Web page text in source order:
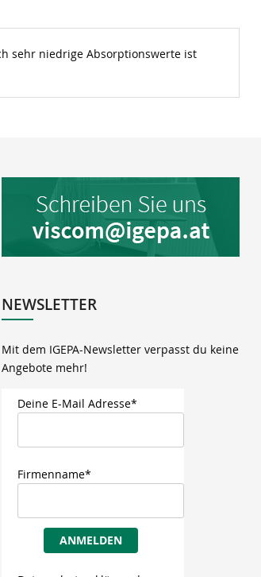
sehr niedrige Absorptionswerte ist
NEWSLETTER
Mit dem IGEPA-Newsletter verpasst du keine
Angebote mehr!
Deine E-Mail Adresse*
Firmenname*
ANMELDEN